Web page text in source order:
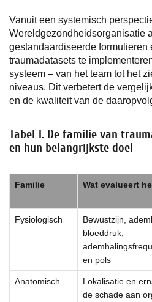
Vanuit een systemisch
Wereldgezondheidsorganisatie
gestandaardiseerde formulieren
traumadatasets te
systeem – van het team tot het
niveaus. Dit verbetert de
en de kwaliteit van de
Tabel 1. De familie van
en hun belangrijkste doel
Familie Wat evalueert
Fysiologisch
Bewustzijn,
bloeddruk,
en pols
Anatomisch
Lokalisatie en
de schade aan